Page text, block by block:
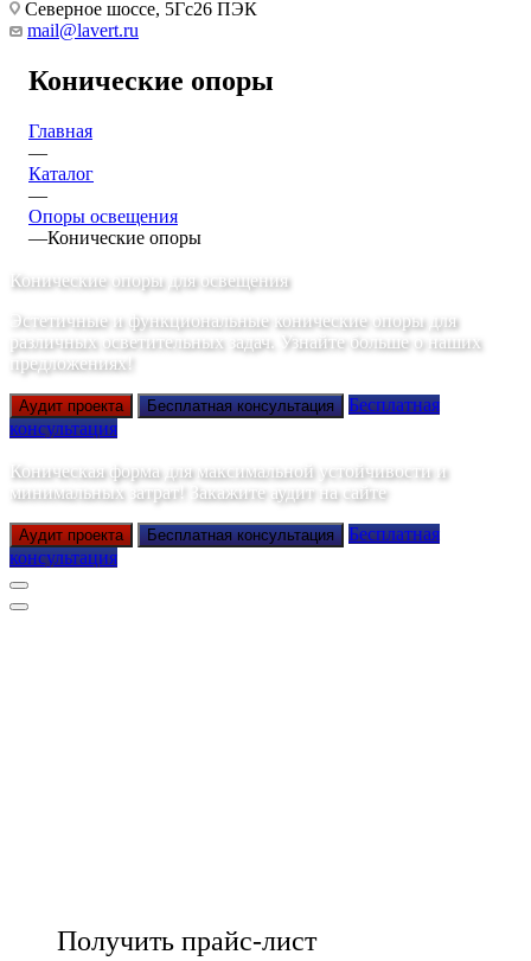
Северное шоссе, 5Гс26 ПЭК
mail@lavert.ru
Конические опоры
Главная
—
Каталог
—
Опоры освещения
—Конические опоры
Конические опоры для освещения
Эстетичные и функциональные конические опоры для
различных осветительных задач. Узнайте больше о наших
предложениях!
Аудит проекта Бесплатная консультация
Бесплатная
консультация
Коническая форма для максимальной устойчивости и
минимальных затрат! Закажите аудит на сайте
Аудит проекта Бесплатная консультация
Бесплатная
консультация
Получить прайс-лист